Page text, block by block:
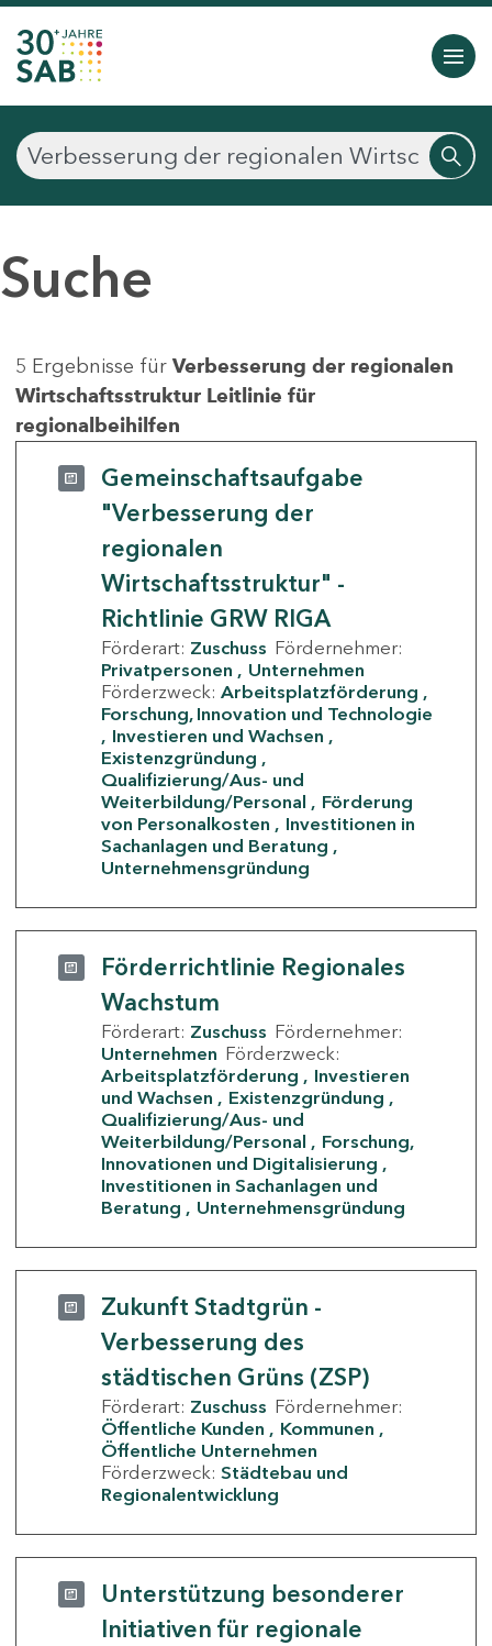
Suche
5 Ergebnisse für Verbesserung der regionalen
Wirtschaftsstruktur Leitlinie für
regionalbeihilfen
Gemeinschaftsaufgabe
"Verbesserung der
regionalen
Wirtschaftsstruktur" -
Richtlinie GRW RIGA
Förderart: Zuschuss Fördernehmer:
Privatpersonen
Unternehmen
Förderzweck: Arbeitsplatzförderung
Forschung, Innovation und Technologie
Investieren und Wachsen
Existenzgründung
Qualifizierung/Aus- und
Weiterbildung/Personal
Förderung
von Personalkosten
Investitionen in
Sachanlagen und Beratung
Unternehmensgründung
Förderrichtlinie Regionales
Wachstum
Förderart: Zuschuss Fördernehmer:
Unternehmen Förderzweck:
Arbeitsplatzförderung
Investieren
und Wachsen
Existenzgründung
Qualifizierung/Aus- und
Weiterbildung/Personal
Forschung,
Innovationen und Digitalisierung
Investitionen in Sachanlagen und
Beratung
Unternehmensgründung
Zukunft Stadtgrün -
Verbesserung des
städtischen Grüns (ZSP)
Förderart: Zuschuss Fördernehmer:
Öffentliche Kunden
Kommunen
Öffentliche Unternehmen
Förderzweck: Städtebau und
Regionalentwicklung
Unterstützung besonderer
Initiativen für regionale